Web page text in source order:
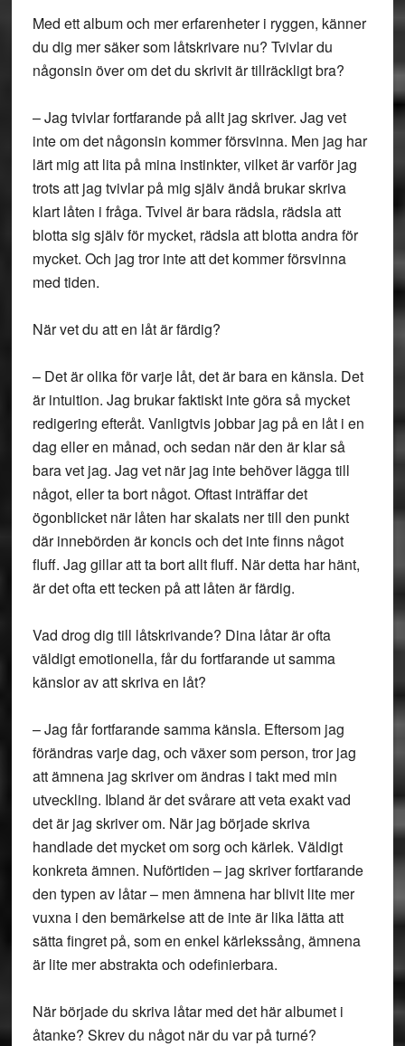
Med ett album och mer erfarenheter i ryggen, känner
du dig mer säker som låtskrivare nu? Tvivlar du
någonsin över om det du skrivit är tillräckligt bra?
– Jag tvivlar fortfarande på allt jag skriver. Jag vet
inte om det någonsin kommer försvinna. Men jag har
lärt mig att lita på mina instinkter, vilket är varför jag
trots att jag tvivlar på mig själv ändå brukar skriva
klart låten i fråga. Tvivel är bara rädsla, rädsla att
blotta sig själv för mycket, rädsla att blotta andra för
mycket. Och jag tror inte att det kommer försvinna
med tiden.
När vet du att en låt är färdig?
– Det är olika för varje låt, det är bara en känsla. Det
är intuition. Jag brukar faktiskt inte göra så mycket
redigering efteråt. Vanligtvis jobbar jag på en låt i en
dag eller en månad, och sedan när den är klar så
bara vet jag. Jag vet när jag inte behöver lägga till
något, eller ta bort något. Oftast inträffar det
ögonblicket när låten har skalats ner till den punkt
där innebörden är koncis och det inte finns något
fluff. Jag gillar att ta bort allt fluff. När detta har hänt,
är det ofta ett tecken på att låten är färdig.
Vad drog dig till låtskrivande? Dina låtar är ofta
väldigt emotionella, får du fortfarande ut samma
känslor av att skriva en låt?
– Jag får fortfarande samma känsla. Eftersom jag
förändras varje dag, och växer som person, tror jag
att ämnena jag skriver om ändras i takt med min
utveckling. Ibland är det svårare att veta exakt vad
det är jag skriver om. När jag började skriva
handlade det mycket om sorg och kärlek. Väldigt
konkreta ämnen. Nuförtiden – jag skriver fortfarande
den typen av låtar – men ämnena har blivit lite mer
vuxna i den bemärkelse att de inte är lika lätta att
sätta fingret på, som en enkel kärlekssång, ämnena
är lite mer abstrakta och odefinierbara.
När började du skriva låtar med det här albumet i
åtanke? Skrev du något när du var på turné?